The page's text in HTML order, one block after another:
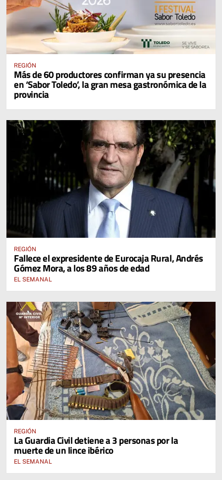
REGIÓN
Más de 60 productores confirman ya su presencia
en ‘Sabor Toledo’, la gran mesa gastronómica de la
provincia
REGIÓN
Fallece el expresidente de Eurocaja Rural, Andrés
Gómez Mora, a los 89 años de edad
EL SEMANAL
REGIÓN
La Guardia Civil detiene a 3 personas por la
muerte de un lince ibérico
EL SEMANAL